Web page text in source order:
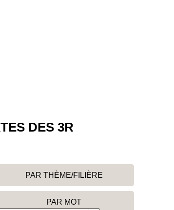
DES 3R
PAR THÈME/FILIÈRE
PAR MOT